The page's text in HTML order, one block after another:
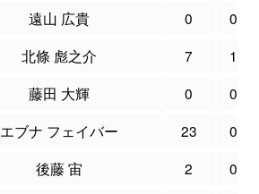
遠山 広貴 0
0
北條 彪之介 7
1
藤田 大輝 0
0
エブナ フェイバー 23
0
後藤 宙 2
0